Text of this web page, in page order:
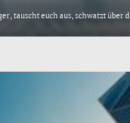
tauscht euch aus, schwatzt über